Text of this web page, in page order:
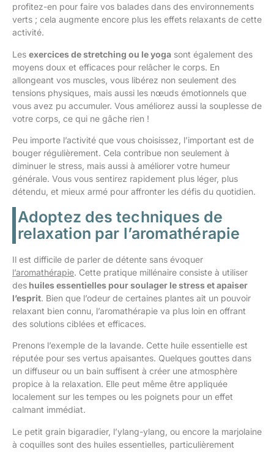
profitez-en pour faire vos balades dans des environnements
verts ; cela augmente encore plus les effets relaxants de cette
activité.
Les exercices de stretching ou le yoga sont également des
moyens doux et efficaces pour relâcher le corps. En
allongeant vos muscles, vous libérez non seulement des
tensions physiques, mais aussi les nœuds émotionnels que
vous avez pu accumuler. Vous améliorez aussi la souplesse de
votre corps, ce qui ne gâche rien !
Peu importe l’activité que vous choisissez, l’important est de
bouger régulièrement. Cela contribue non seulement à
diminuer le stress, mais aussi à améliorer votre humeur
générale. Vous vous sentirez rapidement plus léger, plus
détendu, et mieux armé pour affronter les défis du quotidien.
Adoptez des techniques de
relaxation par l’aromathérapie
Il est difficile de parler de détente sans évoquer
l’aromathérapie. Cette pratique millénaire consiste à utiliser
des huiles essentielles pour soulager le stress et apaiser
l’esprit. Bien que l’odeur de certaines plantes ait un pouvoir
relaxant bien connu, l’aromathérapie va plus loin en offrant
des solutions ciblées et efficaces.
Prenons l’exemple de la lavande. Cette huile essentielle est
réputée pour ses vertus apaisantes. Quelques gouttes dans
un diffuseur ou un bain suffisent à créer une atmosphère
propice à la relaxation. Elle peut même être appliquée
localement sur les tempes ou les poignets pour un effet
calmant immédiat.
Le petit grain bigaradier, l’ylang-ylang, ou encore la marjolaine
à coquilles sont des huiles essentielles, particulièrement